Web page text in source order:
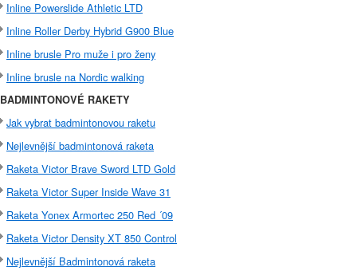
Inline Powerslide Athletic LTD
Inline Roller Derby Hybrid G900 Blue
Inline brusle Pro muže i pro ženy
Inline brusle na Nordic walking
BADMINTONOVÉ RAKETY
Jak vybrat badmintonovou raketu
Nejlevnější badmintonová raketa
Raketa Victor Brave Sword LTD Gold
Raketa Victor Super Inside Wave 31
Raketa Yonex Armortec 250 Red ´09
Raketa Victor Density XT 850 Control
Nejlevnější Badmintonová raketa